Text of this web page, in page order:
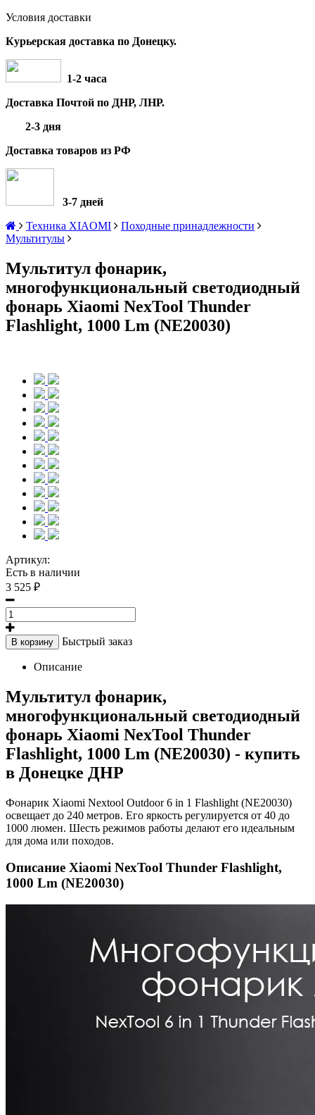
Условия доставки
Курьерская доставка по Донецку.
1-2 часа
Доставка Почтой по ДНР, ЛНР.
2-3 дня
Доставка товаров из РФ
3-7 дней
Техника XIAOMI
Походные принадлежности
Мультитулы
Мультитул фонарик,
многофункциональный светодиодный
фонарь Xiaomi NexTool Thunder
Flashlight, 1000 Lm (NE20030)
Артикул:
Есть в наличии
3 525 ₽
В корзину Быстрый заказ
Описание
Мультитул фонарик,
многофункциональный светодиодный
фонарь Xiaomi NexTool Thunder
Flashlight, 1000 Lm (NE20030) - купить
в Донецке ДНР
Фонарик Xiaomi Nextool Outdoor 6 in 1 Flashlight (NE20030)
освещает до 240 метров. Его яркость регулируется от 40 до
1000 люмен. Шесть режимов работы делают его идеальным
для дома или походов.
Описание Xiaomi NexTool Thunder Flashlight,
1000 Lm (NE20030)